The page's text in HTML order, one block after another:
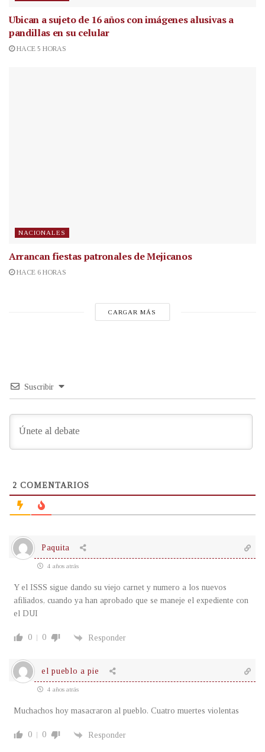
Ubican a sujeto de 16 años con imágenes alusivas a
pandillas en su celular
HACE 5 HORAS
NACIONALES
Arrancan fiestas patronales de Mejicanos
HACE 6 HORAS
CARGAR MÁS
Suscribir
2 COMENTARIOS
Paquita
4 años atrás
Y el ISSS sigue dando su viejo carnet y numero a los nuevos
afiliados, cuando ya han aprobado que se maneje el expediente con
el DUI
0 0 Responder
el pueblo a pie
4 años atrás
Muchachos hoy masacraron al pueblo. Cuatro muertes violentas
0 0 Responder